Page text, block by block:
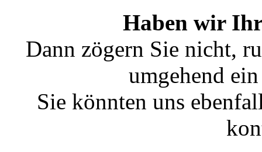
Haben wir Ihr
Dann zögern Sie nicht,
umgehend
Sie könnten uns